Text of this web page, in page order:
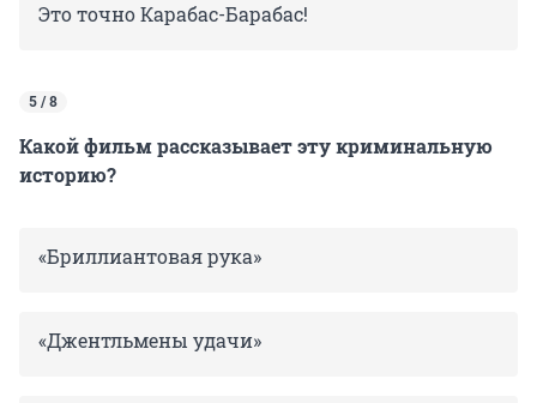
Это точно Карабас-Барабас!
5 / 8
Какой фильм рассказывает эту криминальную
историю?
«Бриллиантовая рука»
«Джентльмены удачи»